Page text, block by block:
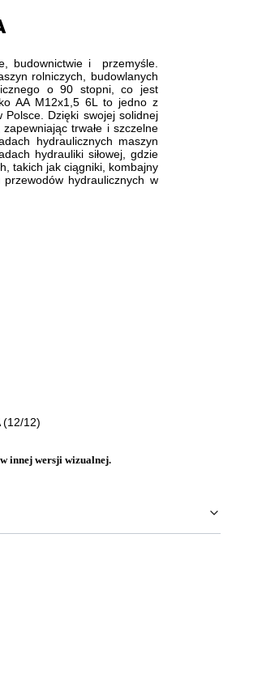
budownictwie i przemyśle.
rolniczych, budowlanych
o 90 stopni, co jest
AA M12x1,5 6L to jedno z
Polsce. Dzięki swojej solidnej
trwałe i szczelne
hydraulicznych maszyn
hydrauliki siłowej, gdzie
takich jak ciągniki, kombajny
hydraulicznych w
(12/12)
innej wersji wizualnej.